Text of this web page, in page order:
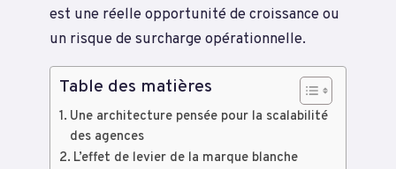
est une réelle opportunité de croissance ou
un risque de surcharge opérationnelle.
Table des matières
Une architecture pensée pour la scalabilité
des agences
L’effet de levier de la marque blanche